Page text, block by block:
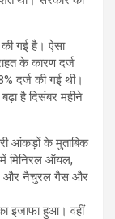
गई है। ऐसा
के कारण दर्ज
दर्ज की गई थी।
है दिसंबर महीने
आंकड़ों के मुताबिक
में मिनिरल ऑयल,
और नैचुरल गैस और
इजाफा हुआ। वहीं